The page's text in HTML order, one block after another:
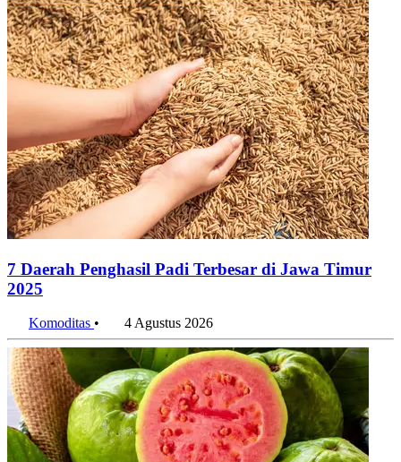
7 Agustus 2026
Ekspansi Manufaktur Meroket, Indonesia Habiskan US$20
Miliar untuk Impor Mesin per Semester I 2026
7 Agustus 2026
Penulis:Raka Adichandra •Editor:Firda Wandira
#harga emas antam hari ini#harga antam#antam#harga antam hari
ini#emas antam#logam mulia#investasi#harga ubs hari ini
#galeri24